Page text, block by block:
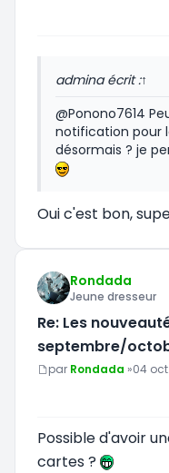
admina écrit :↑
@Ponono7614
notification pour
désormais ? je
Oui c'est bon,
Rondada
Jeune dresseur
Re: Les
septembre/
Message
par Rondada »04
Possible d'avoir
cartes ?